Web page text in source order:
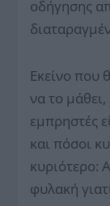
οδήγησης
Εκείνο που
να το
εμπρηστές
και πόσοι
κυριότερο:
φυλακή